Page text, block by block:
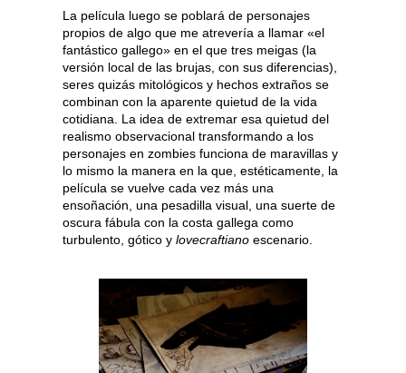
La película luego se poblará de personajes
propios de algo que me atrevería a llamar «el
fantástico gallego» en el que tres meigas (la
versión local de las brujas, con sus diferencias),
seres quizás mitológicos y hechos extraños se
combinan con la aparente quietud de la vida
cotidiana. La idea de extremar esa quietud del
realismo observacional transformando a los
personajes en zombies funciona de maravillas y
lo mismo la manera en la que, estéticamente, la
película se vuelve cada vez más una
ensoñación, una pesadilla visual, una suerte de
oscura fábula con la costa gallega como
turbulento, gótico y lovecraftiano escenario.